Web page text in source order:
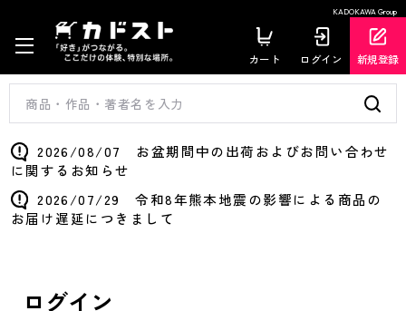
KADOKAWA Group
カート ログイン 新規登録
2026/08/07 お盆期間中の出荷およびお問い合わせ
に関するお知らせ
2026/07/29 令和8年熊本地震の影響による商品の
お届け遅延につきまして
ログイン